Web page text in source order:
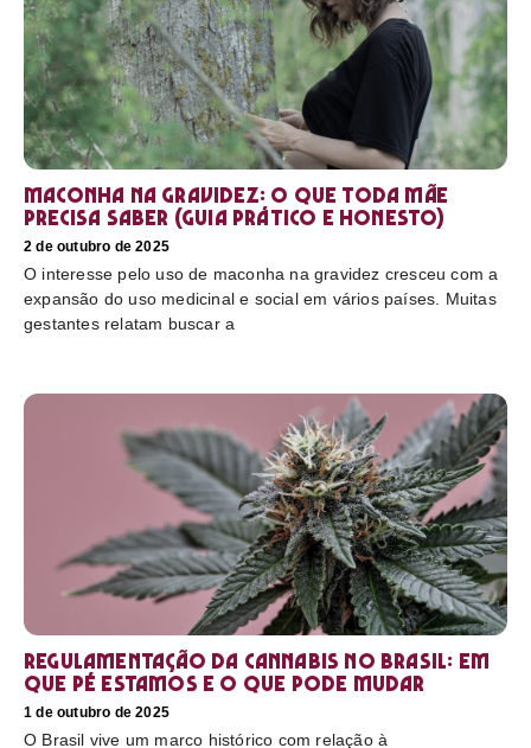
Maconha na gravidez: o que toda mãe
precisa saber (guia prático e honesto)
2 de outubro de 2025
O interesse pelo uso de maconha na gravidez cresceu com a
expansão do uso medicinal e social em vários países. Muitas
gestantes relatam buscar a
Regulamentação da cannabis no Brasil: em
que pé estamos e o que pode mudar
1 de outubro de 2025
O Brasil vive um marco histórico com relação à